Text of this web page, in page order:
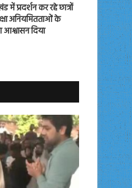
में प्रदर्शन कर रहे छात्रों
अनियमितताओं के
दिया